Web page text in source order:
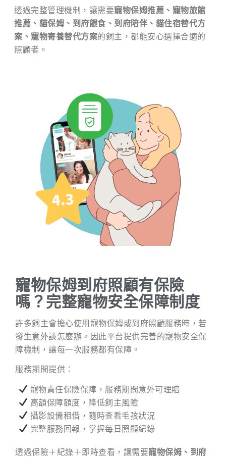
透過完整管理機制，讓需要寵物保姆推薦、寵物旅館
推薦、貓保姆、到府餵食、到府陪伴、貓住宿替代方
案、寵物寄養替代方案的飼主，都能安心選擇合適的
照顧者。
寵物保姆到府照顧有保險
嗎？完整寵物安全保障制度
許多飼主會擔心使用寵物保姆或到府照顧服務時，若
發生意外該怎麼辦。因此平台提供完善的寵物安全保
障機制，讓每一次服務都有保障。
服務期間提供：
寵物責任保險保障，服務期間意外可理賠
高額保障額度，降低飼主風險
攝影設備租借，隨時查看毛孩狀況
完整服務回報，掌握每日照顧紀錄
透過保險＋紀錄＋即時查看，讓需要寵物保姆、到府